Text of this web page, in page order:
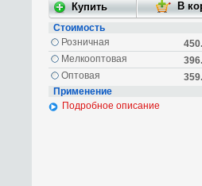
Стоимость
Розничная
Мелкооптовая
Оптовая
Применение
Подробное описание